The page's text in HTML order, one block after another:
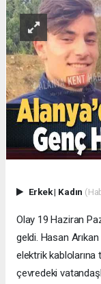
Erkek| Kadın
Olay 19 Haziran
geldi. Hasan
elektrik kablolarına
çevredeki